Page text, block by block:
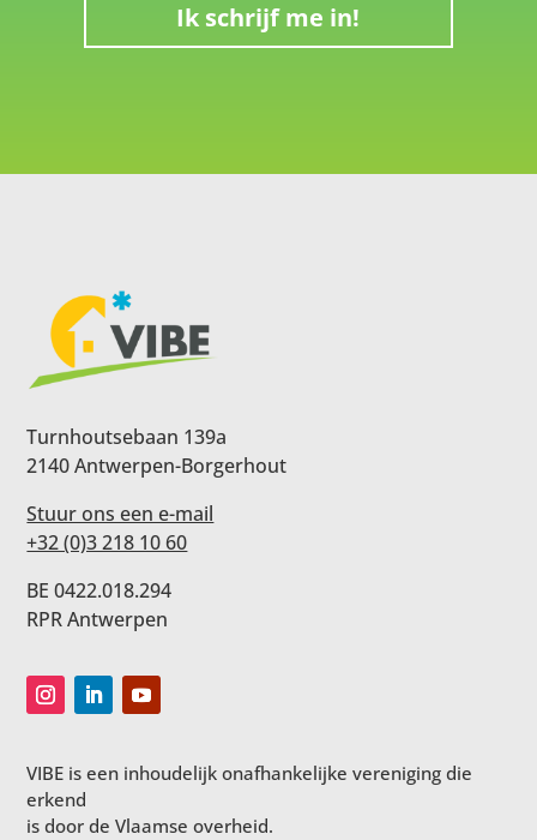
Ik schrijf me in!
Turnhoutsebaan 139a
2140 Antwerpen-Borgerhout
Stuur ons een e-mail
+32 (0)3 218 10 60
BE 0422.018.294
RPR Antwerpen
VIBE is een inhoudelijk onafhankelijke vereniging die
erkend
is door de Vlaamse overheid.